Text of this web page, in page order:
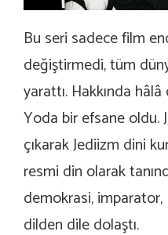
Bu seri sadece film
değiştirmedi, tüm
yarattı. Hakkında
Yoda bir efsane oldu.
çıkarak Jediizm dini
resmi din olarak
demokrasi,
dilden dile dolaştı.